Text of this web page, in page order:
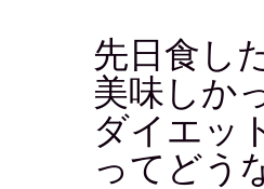
先日食し
美味しか
ダイエッ
ってどう